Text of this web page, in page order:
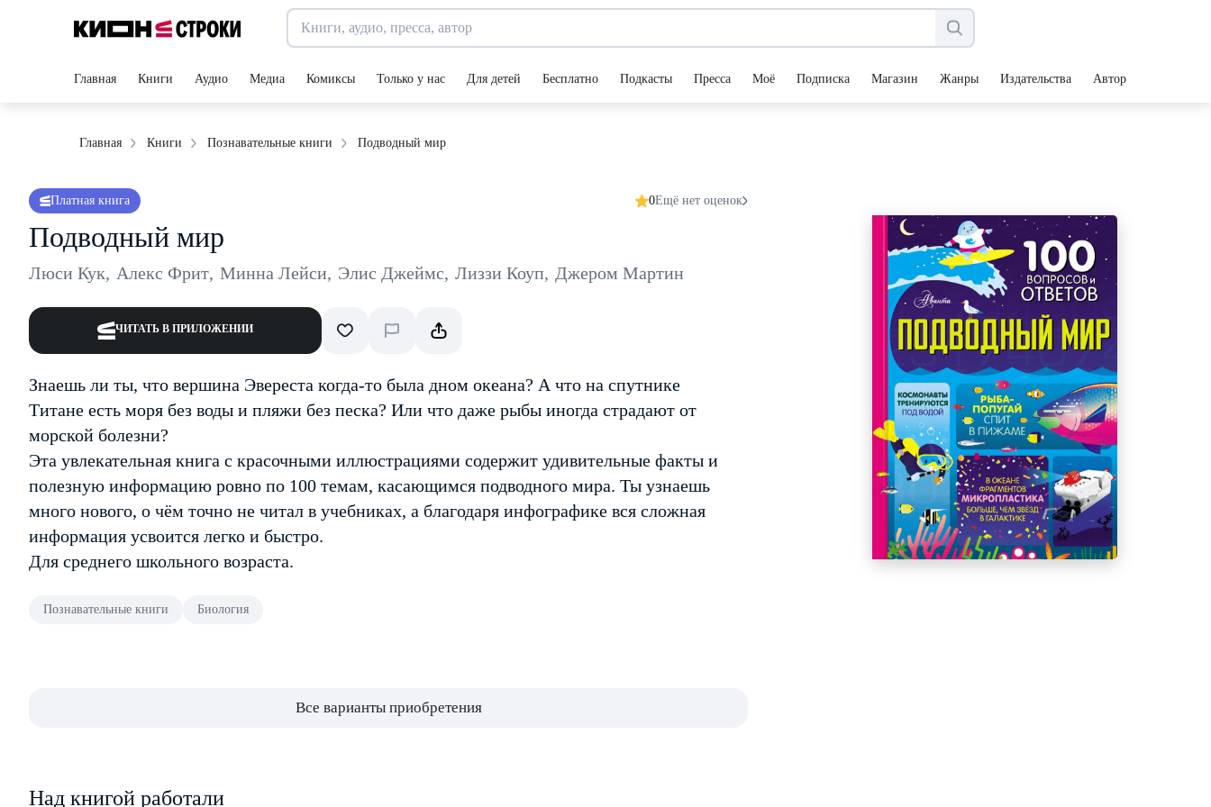
Главная Книги Аудио Медиа Комиксы Только у нас Для детей Бесплатно Подкасты Пресса Моё Подписка Магазин Жанры Издательства Авторы
Главная Книги Познавательные книги Подводный мир
Платная книга 0Ещё нет оценок
Подводный мир
Люси Кук, Алекс Фрит, Минна Лейси, Элис Джеймс, Лиззи Коуп, Джером Мартин
ЧИТАТЬ В ПРИЛОЖЕНИИ
Знаешь ли ты, что вершина Эвереста когда-то была дном океана? А что на спутнике
Титане есть моря без воды и пляжи без песка? Или что даже рыбы иногда страдают от
морской болезни?
Эта увлекательная книга с красочными иллюстрациями содержит удивительные факты и
полезную информацию ровно по 100 темам, касающимся подводного мира. Ты узнаешь
много нового, о чём точно не читал в учебниках, а благодаря инфографике вся сложная
информация усвоится легко и быстро.
Для среднего школьного возраста.
Познавательные книги Биология
Все варианты приобретения
Над книгой работали